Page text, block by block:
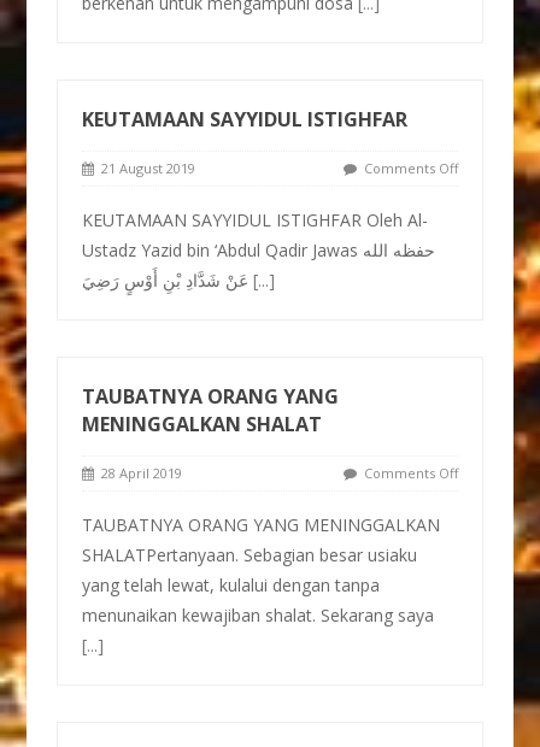
KEUTAMAAN SAYYIDUL ISTIGHFAR
21 August 2019 Comments Off
KEUTAMAAN SAYYIDUL ISTIGHFAR Oleh Al-
Ustadz Yazid bin ‘Abdul Qadir Jawas حفظه الله
عَنْ شَدَّادِ بْنِ أَوْسٍ رَضِيَ[...]
TAUBATNYA ORANG YANG
MENINGGALKAN SHALAT
28 April 2019 Comments Off
TAUBATNYA ORANG YANG MENINGGALKAN
SHALATPertanyaan. Sebagian besar usiaku
yang telah lewat, kulalui dengan tanpa
menunaikan kewajiban shalat. Sekarang saya
[...]